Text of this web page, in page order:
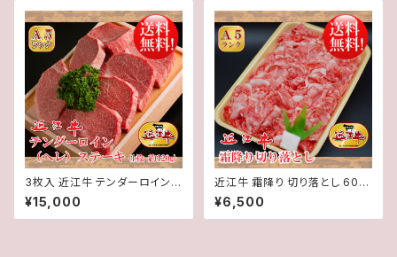
3枚入 近江牛 テンダーロイン (
ヘレ ) ステーキ (1枚約120g) 3
枚 計約360g【 冷蔵 】 A５ 「 認
定 」近江牛 ★ 送料無料 ★※一
¥15,000
近江牛 霜降り 切り落とし 600
g【 冷蔵 】 A５ 「 認定 」近江牛
★ 送料無料 ★※一部地域を除
く
¥6,500